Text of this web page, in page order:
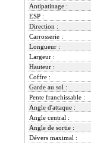
Antipatinage :
ESP :
Direction :
Carrosserie :
Longueur :
Largeur :
Hauteur :
Coffre :
Garde au sol :
Pente franchissable :
Angle d'attaque :
Angle central :
Angle de sortie :
Dévers maximal :